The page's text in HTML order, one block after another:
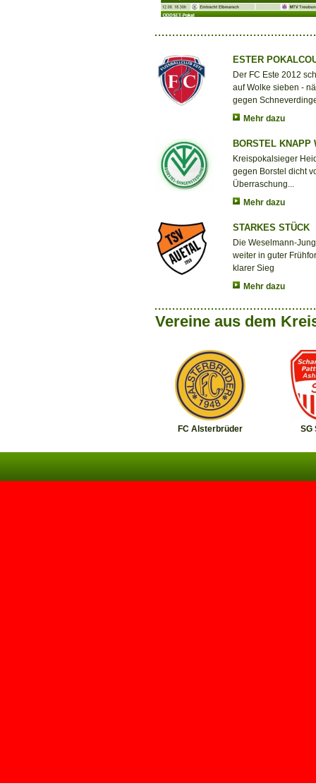
ESTER
Der FC Este 2012
auf Wolke sieben -
gegen
Mehr dazu
BORSTEL KNAPP
Kreispokalsieger
gegen Borstel dicht
Überraschung...
Mehr dazu
STARKES STÜCK
Die Weselmann-
weiter in guter
klarer Sieg
Mehr dazu
Vereine aus dem
FC Alsterbrüder SG